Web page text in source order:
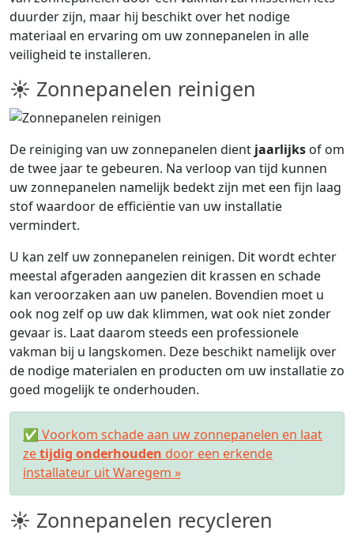
duurder zijn, maar hij beschikt over het nodige
materiaal en ervaring om uw zonnepanelen in alle
veiligheid te installeren.
☀ Zonnepanelen reinigen
De reiniging van uw zonnepanelen dient jaarlijks of om
de twee jaar te gebeuren. Na verloop van tijd kunnen
uw zonnepanelen namelijk bedekt zijn met een fijn laag
stof waardoor de efficiëntie van uw installatie
vermindert.
U kan zelf uw zonnepanelen reinigen. Dit wordt echter
meestal afgeraden aangezien dit krassen en schade
kan veroorzaken aan uw panelen. Bovendien moet u
ook nog zelf op uw dak klimmen, wat ook niet zonder
gevaar is. Laat daarom steeds een professionele
vakman bij u langskomen. Deze beschikt namelijk over
de nodige materialen en producten om uw installatie zo
goed mogelijk te onderhouden.
✅ Voorkom schade aan uw zonnepanelen en laat
zetijdig onderhouden door een erkende
installateur uit Waregem »
☀ Zonnepanelen recycleren